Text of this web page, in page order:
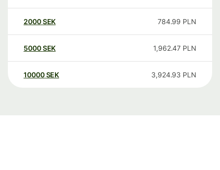
2000SEK 784.99 PLN
5000SEK 1,962.47 PLN
10000 SEK 3,924.93 PLN